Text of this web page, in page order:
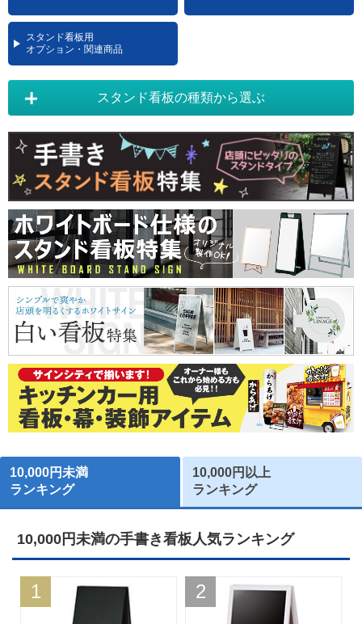
スタンド看板用
オプション・関連商品
スタンド看板の種類から選ぶ
10,000円未満
ランキング
10,000円未満の手書き看板人気ランキング
1 2
10,000円以上
ランキング